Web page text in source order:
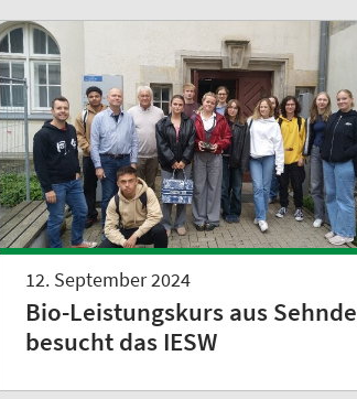
12. September 2024
Bio-Leistungskurs aus Sehnde
besucht das IESW